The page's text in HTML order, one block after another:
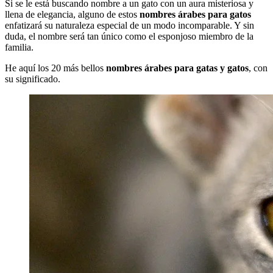
Si se le está buscando nombre a un gato con un aura misteriosa y
llena de elegancia, alguno de estos nombres árabes para gatos
enfatizará su naturaleza especial de un modo incomparable. Y sin
duda, el nombre será tan único como el esponjoso miembro de la
familia.
He aquí los 20 más bellos nombres árabes para gatas y gatos, con
su significado.